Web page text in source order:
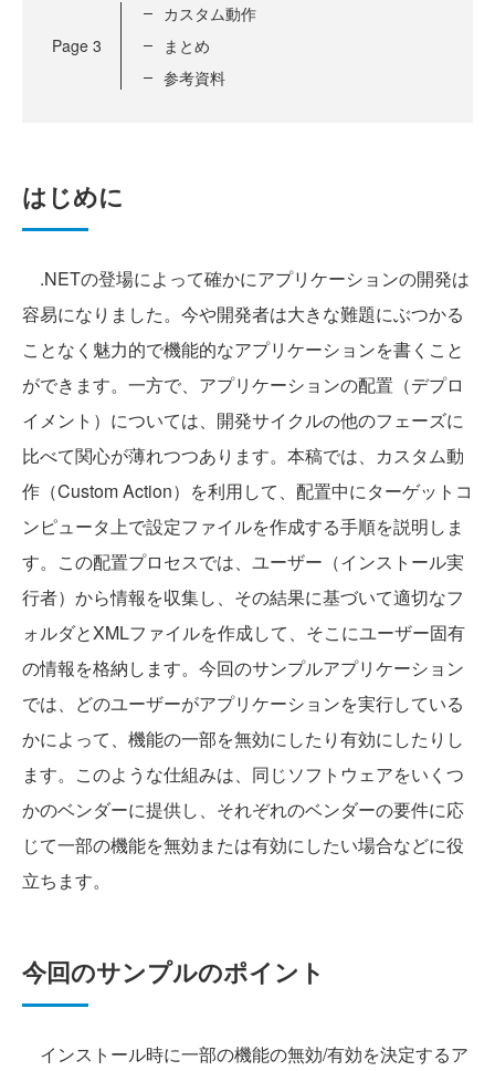
Page 3
カスタム動作
まとめ
参考資料
はじめに
.NETの登場によって確かにアプリケーションの開発は
容易になりました。今や開発者は大きな難題にぶつかる
ことなく魅力的で機能的なアプリケーションを書くこと
ができます。一方で、アプリケーションの配置（デプロ
イメント）については、開発サイクルの他のフェーズに
比べて関心が薄れつつあります。本稿では、カスタム動
作（Custom Action）を利用して、配置中にターゲットコ
ンピュータ上で設定ファイルを作成する手順を説明しま
す。この配置プロセスでは、ユーザー（インストール実
行者）から情報を収集し、その結果に基づいて適切なフ
ォルダとXMLファイルを作成して、そこにユーザー固有
の情報を格納します。今回のサンプルアプリケーション
では、どのユーザーがアプリケーションを実行している
かによって、機能の一部を無効にしたり有効にしたりし
ます。このような仕組みは、同じソフトウェアをいくつ
かのベンダーに提供し、それぞれのベンダーの要件に応
じて一部の機能を無効または有効にしたい場合などに役
立ちます。
今回のサンプルのポイント
インストール時に一部の機能の無効/有効を決定するア